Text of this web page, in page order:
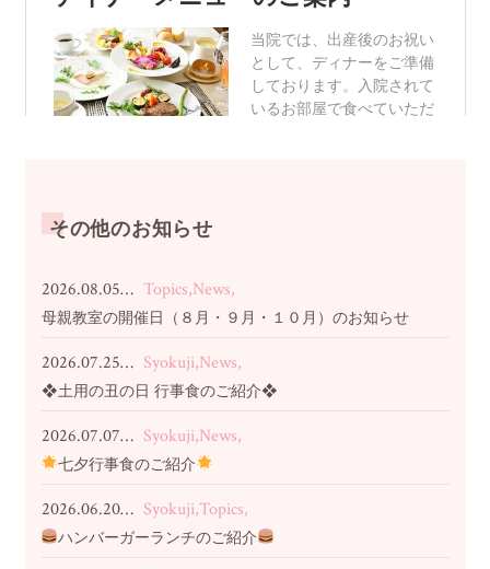
その他のお知らせ
2026.08.05… Topics,News,
母親教室の開催日（８月・９月・１０月）のお知らせ
2026.07.25… Syokuji,News,
❖土用の丑の日 行事食のご紹介❖
2026.07.07… Syokuji,News,
七夕行事食のご紹介
2026.06.20… Syokuji,Topics,
ハンバーガーランチのご紹介